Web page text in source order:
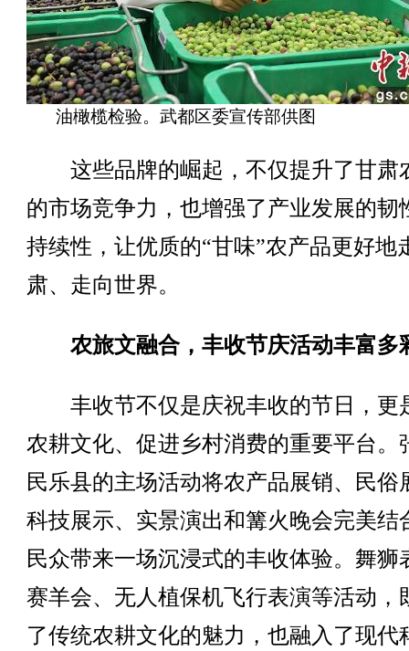
油橄榄检验。武都区委宣传部供图
这些品牌的崛起，不仅提升了甘肃
的市场竞争力，也增强了产业发展的韧
持续性，让优质的“甘味”农产品更好地
肃、走向世界。
农旅文融合，丰收节庆活动丰富多
丰收节不仅是庆祝丰收的节日，更
农耕文化、促进乡村消费的重要平台。
民乐县的主场活动将农产品展销、民俗
科技展示、实景演出和篝火晚会完美结
民众带来一场沉浸式的丰收体验。舞狮
赛羊会、无人植保机飞行表演等活动，
了传统农耕文化的魅力，也融入了现代